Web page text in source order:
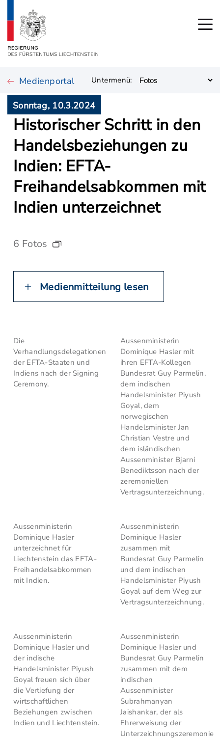
Medienportal Untermenü:
Sonntag, 10.3.2024
Historischer Schritt in den
Handelsbeziehungen zu
Indien: EFTA-
Freihandelsabkommen mit
Indien unterzeichnet
6 Fotos
Medienmitteilung lesen
Die
Verhandlungsdelegationen
der EFTA-Staaten und
Indiens nach der Signing
Ceremony.
Aussenministerin
Dominique Hasler mit
ihren EFTA-Kollegen
Bundesrat Guy Parmelin,
dem indischen
Handelsminister Piyush
Goyal, dem
norwegischen
Handelsminister Jan
Christian Vestre und
dem isländischen
Aussenminister Bjarni
Benediktsson nach der
zeremoniellen
Vertragsunterzeichnung.
Aussenministerin
Dominique Hasler
unterzeichnet für
Liechtenstein das EFTA-
Freihandelsabkommen
mit Indien.
Aussenministerin
Dominique Hasler
zusammen mit
Bundesrat Guy Parmelin
und dem indischen
Handelsminister Piyush
Goyal auf dem Weg zur
Vertragsunterzeichnung.
Aussenministerin
Dominique Hasler und
der indische
Handelsminister Piyush
Goyal freuen sich über
die Vertiefung der
wirtschaftlichen
Beziehungen zwischen
Indien und Liechtenstein.
Aussenministerin
Dominique Hasler und
Bundesrat Guy Parmelin
zusammen mit dem
indischen
Aussenminister
Subrahmanyan
Jaishankar, der als
Ehrerweisung der
Unterzeichnungszeremonie